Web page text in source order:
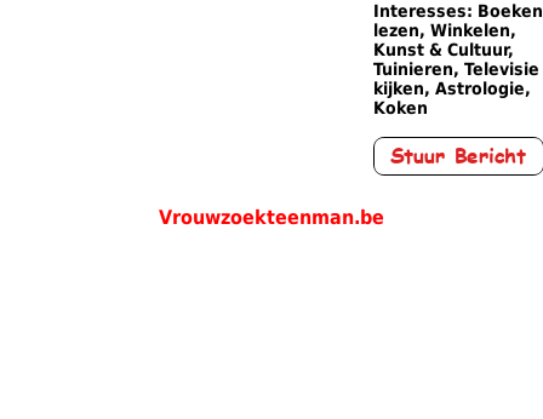
Interesses: Boeken
lezen, Winkelen,
Kunst & Cultuur,
Tuinieren, Televisie
kijken, Astrologie,
Koken
Vrouwzoekteenman.be